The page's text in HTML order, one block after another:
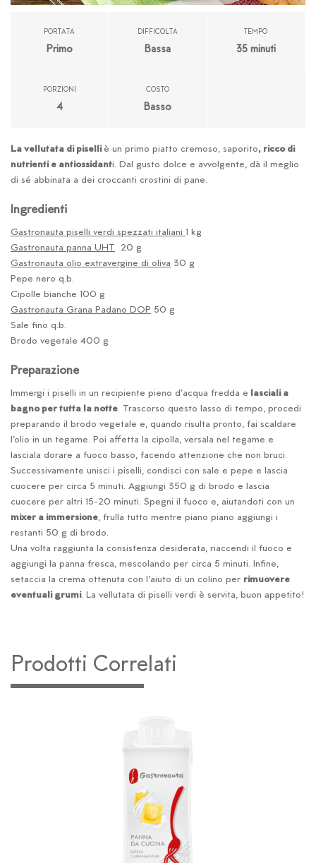
PORTATA
Primo
DIFFICOLTA
Bassa
TEMPO
35 minuti
PORZIONI
4
COSTO
Basso
La vellutata di piselli è un primo piatto cremoso, saporito, ricco di
nutrienti e antiossidanti. Dal gusto dolce e avvolgente, dà il meglio
di sé abbinata a dei croccanti crostini di pane.
Ingredienti
Gastronauta piselli verdi spezzati italiani 1 kg
Gastronauta panna UHT
20 g
Gastronauta olio extravergine di oliva 30 g
Pepe nero q.b.
Cipolle bianche 100 g
Gastronauta Grana Padano DOP 50 g
Sale fino q.b.
Brodo vegetale 400 g
Preparazione
Immergi i piselli in un recipiente pieno d’acqua fredda e lasciali a
bagno per tutta la notte. Trascorso questo lasso di tempo, procedi
preparando il brodo vegetale e, quando risulta pronto, fai scaldare
l’olio in un tegame. Poi affetta la cipolla, versala nel tegame e
lasciala dorare a fuoco basso, facendo attenzione che non bruci.
Successivamente unisci i piselli, condisci con sale e pepe e lascia
cuocere per circa 5 minuti. Aggiungi 350 g di brodo e lascia
cuocere per altri 15-20 minuti. Spegni il fuoco e, aiutandoti con un
mixer a immersione, frulla tutto mentre piano piano aggiungi i
restanti 50 g di brodo.
Una volta raggiunta la consistenza desiderata, riaccendi il fuoco e
aggiungi la panna fresca, mescolando per circa 5 minuti. Infine,
setaccia la crema ottenuta con l’aiuto di un colino per rimuovere
eventuali grumi. La vellutata di piselli verdi è servita, buon appetito!
Prodotti Correlati